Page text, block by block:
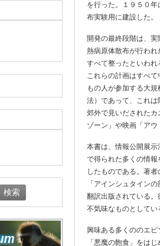
を行った。１９５０
布実験用に建設した。
開発の最終段階は、
熱病原体散布が行わ
すべて整ったといわ
これらの計画はすべ
もの人が参加する大
法）であって、これ
郊外で見いだされた
ゾーン」や映画「ア
本書は、情報公開展
で得られた多くの情
したものである。著
「アインシュタイン
翻訳出版されている
不気味なものとしてい
興味ある多くののエ
「悪魔の飽食」をは